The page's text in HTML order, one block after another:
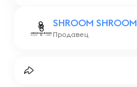
SHROOM SHROOM
Продавец